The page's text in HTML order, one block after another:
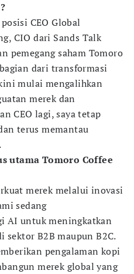
CEO Global
CIO dari Sands Talk
pemegang saham Tomoro
dari transformasi
mulai mengalihkan
merek dan
CEO lagi, saya tetap
terus memantau
utama Tomoro Coffee
merek melalui inovasi
sedang
AI untuk meningkatkan
B2B maupun B2C.
pengalaman kopi
merek global yang